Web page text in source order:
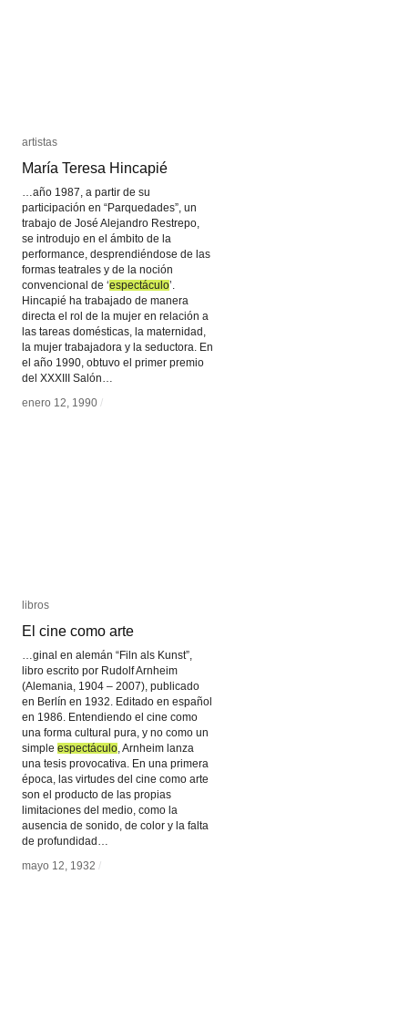
artistas
María Teresa Hincapié
…año 1987, a partir de su
participación en “Parquedades”, un
trabajo de José Alejandro Restrepo,
se introdujo en el ámbito de la
performance, desprendiéndose de las
formas teatrales y de la noción
convencional de ‘espectáculo’.
Hincapié ha trabajado de manera
directa el rol de la mujer en relación a
las tareas domésticas, la maternidad,
la mujer trabajadora y la seductora. En
el año 1990, obtuvo el primer premio
del XXXIII Salón…
enero 12, 1990 /
artistas
María Teresa Hincapié
espectáculo
enero 12, 1990 /
libros
El cine como arte
…ginal en alemán “Filn als Kunst”,
libro escrito por Rudolf Arnheim
(Alemania, 1904 – 2007), publicado
en Berlín en 1932. Editado en español
en 1986. Entendiendo el cine como
una forma cultural pura, y no como un
simple espectáculo , Arnheim lanza
una tesis provocativa. En una primera
época, las virtudes del cine como arte
son el producto de las propias
limitaciones del medio, como la
ausencia de sonido, de color y la falta
de profundidad…
mayo 12, 1932 /
libros
El cine como arte
espectáculo
mayo 12, 1932 /